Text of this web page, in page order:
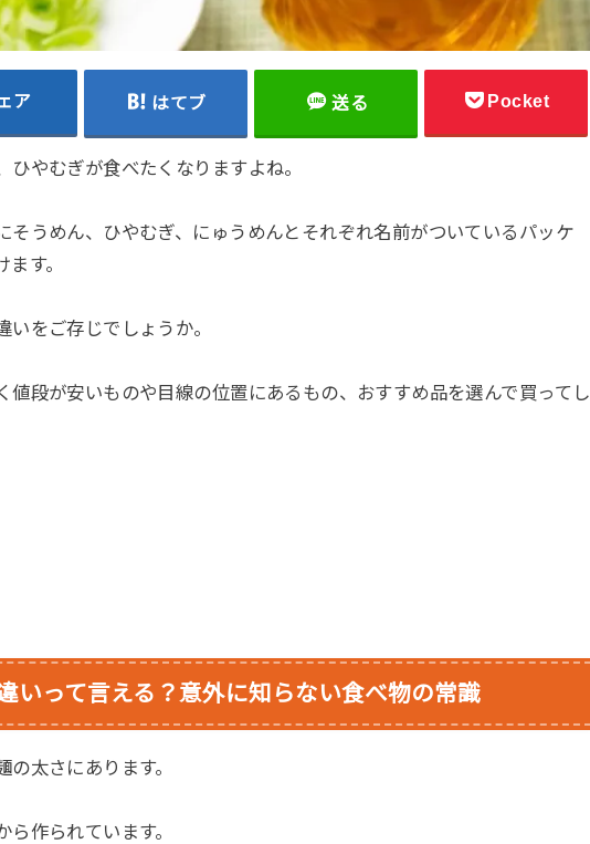
ア はてブ 送る Pocket
やむぎが食べたくなりますよね。
そうめん、ひやむぎ、にゅうめんとそれぞれ名前がついているパッケ
す。
いをご存じでしょうか。
値段が安いものや目線の位置にあるもの、おすすめ品を選んで買ってし
いって言える？意外に知らない食べ物の常識
太さにあります。
作られています。